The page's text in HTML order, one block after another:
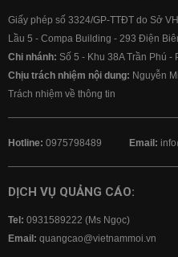
Giấy phép số 3324/GP-TTĐT do Sở
Lầu 5 - Compa Building - 293 Điện
Chi nhánh: Số 5 - Khu 38A Trần Phú
Chịu trách nhiệm nội dung: Nguyễn
Trách nhiệm về thông tin
Hotline: 0975798489 Email:
DỊCH VỤ QUẢNG CÁO:
Tel: 0931589222 (Ms Ngọc)
Email: quangcao@vietnammoi.vn